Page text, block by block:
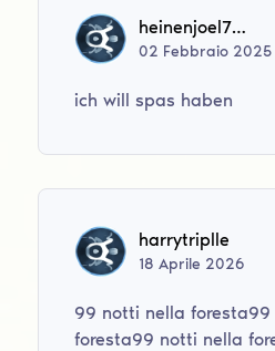
heinenjoel797
02 Febbraio 2025
ich will spas haben
harrytriplle
18Aprile 2026
99 notti nella
foresta99 notti nella